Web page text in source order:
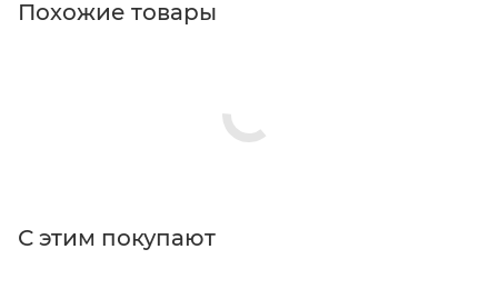
Похожие товары
С этим покупают